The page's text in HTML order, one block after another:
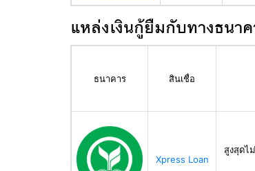
แหล่งเงินกู้ยืมกับทางธนา
ธนาคาร สินเชื่อ
Xpress Loan
สูงสุดไ